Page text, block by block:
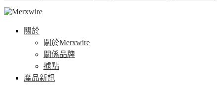
關於
關於Merxwire
關係品牌
據點
產品新訊